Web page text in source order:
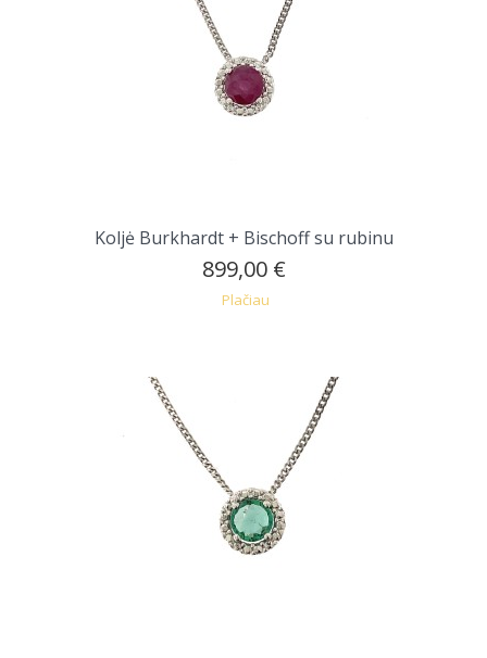
Koljė Burkhardt + Bischoff su rubinu
899,00 €
Plačiau